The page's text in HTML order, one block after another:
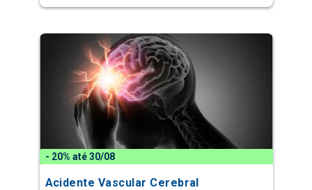
- 20% até 30/08
Acidente Vascular Cerebral